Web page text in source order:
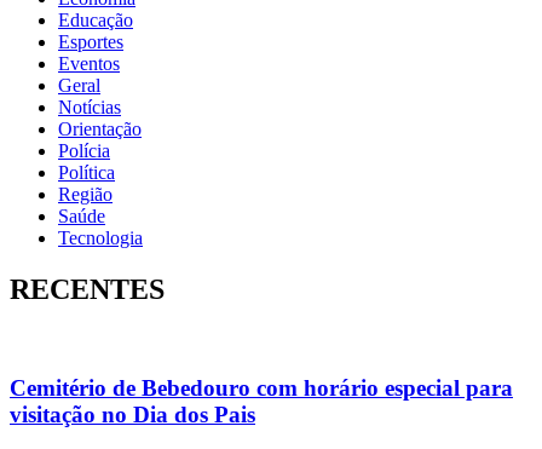
Educação
Esportes
Eventos
Geral
Notícias
Orientação
Polícia
Política
Região
Saúde
Tecnologia
RECENTES
Cemitério de Bebedouro com horário especial para
visitação no Dia dos Pais